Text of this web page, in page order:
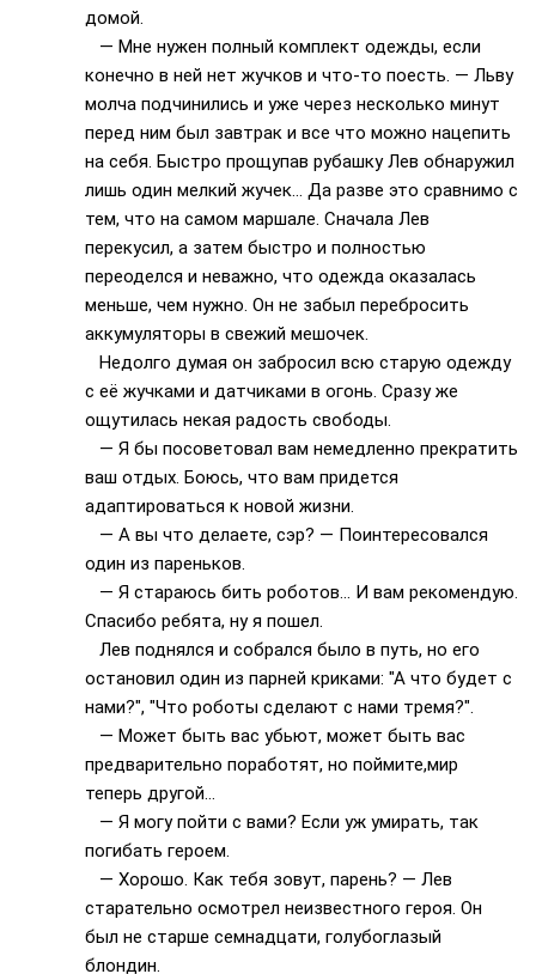
домой.
— Мне нужен полный комплект одежды, если
конечно в ней нет жучков и что-то поесть. — Льву
молча подчинились и уже через несколько минут
перед ним был завтрак и все что можно нацепить
на себя. Быстро прощупав рубашку Лев обнаружил
лишь один мелкий жучек… Да разве это сравнимо с
тем, что на самом маршале. Сначала Лев
перекусил, а затем быстро и полностью
переоделся и неважно, что одежда оказалась
меньше, чем нужно. Он не забыл перебросить
аккумуляторы в свежий мешочек.
Недолго думая он забросил всю старую одежду
с её жучками и датчиками в огонь. Сразу же
ощутилась некая радость свободы.
— Я бы посоветовал вам немедленно прекратить
ваш отдых. Боюсь, что вам придется
адаптироваться к новой жизни.
— А вы что делаете, сэр? — Поинтересовался
один из пареньков.
— Я стараюсь бить роботов… И вам рекомендую.
Спасибо ребята, ну я пошел.
Лев поднялся и собрался было в путь, но его
остановил один из парней криками: "А что будет с
нами?", "Что роботы сделают с нами тремя?".
— Может быть вас убьют, может быть вас
предварительно поработят, но поймите,мир
теперь другой…
— Я могу пойти с вами? Если уж умирать, так
погибать героем.
— Хорошо. Как тебя зовут, парень? — Лев
старательно осмотрел неизвестного героя. Он
был не старше семнадцати, голубоглазый
блондин.